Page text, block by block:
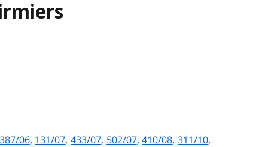
06, 131/07, 433/07, 502/07,410/08,311/10,